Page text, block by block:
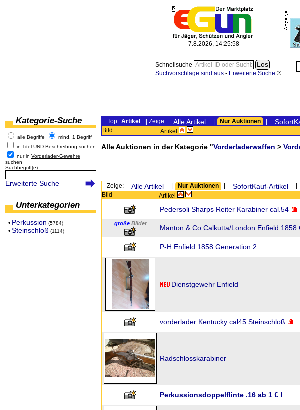
7.8.2026, 14:25:58
Schnellsuche
Suchvorschläge sind aus- Erweiterte Suche
Kategorie-Suche
alle Begriffe
mind. 1 Begriff
in Titel UND Beschreibung suchen
nur in Vorderlader-Gewehre
suchen
Suchbegriff(e)
Erweiterte Suche
Unterkategorien
• Perkussion (5784)
• Steinschloß (1114)
Top Artikel || Zeige: Alle Artikel Nur Auktionen
Bild Artikel
Alle Auktionen in der Kategorie "Vorderladerwaffen >
Zeige: Alle Artikel Nur Auktionen SofortKauf-Artikel
Bild Artikel
Pedersoli Sharps Reiter Karabiner cal.54
große Bilder
Manton & Co Calkutta/London Enfield 1858
P-H Enfield 1858 Generation 2
Dienstgewehr Enfield
vorderlader Kentucky cal45 Steinschloß
Radschlosskarabiner
Perkussionsdoppelflinte .16 ab 1 € !